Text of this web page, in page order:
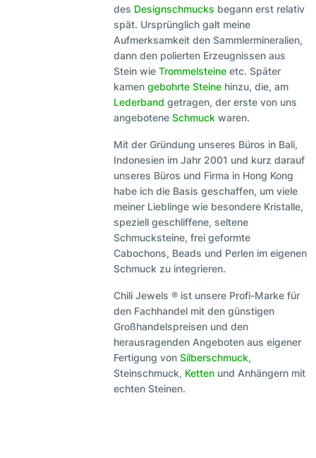
des Designschmucks begann erst relativ
spät. Ursprünglich galt meine
Aufmerksamkeit den Sammlermineralien,
dann den polierten Erzeugnissen aus
Stein wieTrommelsteine etc. Später
kamengebohrte Steine hinzu, die, am
Lederband getragen, der erste von uns
angeboteneSchmuck waren.
Mit der Gründung unseres Büros in Bali,
Indonesien im Jahr 2001 und kurz darauf
unseres Büros und Firma in Hong Kong
habe ich die Basis geschaffen, um viele
meiner Lieblinge wie besondere Kristalle,
speziell geschliffene, seltene
Schmucksteine, frei geformte
Cabochons, Beads und Perlen im eigenen
Schmuck zu integrieren.
Chili Jewels ® ist unsere Profi-Marke für
den Fachhandel mit den günstigen
Großhandelspreisen und den
herausragenden Angeboten aus eigener
Fertigung vonSilberschmuck,
Steinschmuck, Ketten und Anhängern mit
echten Steinen.